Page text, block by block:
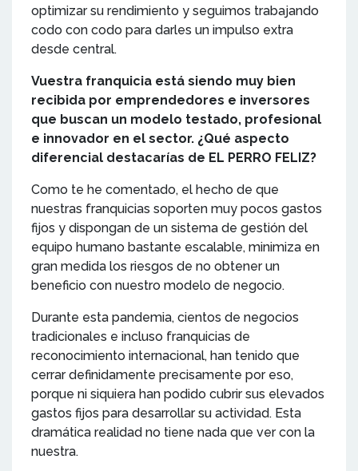
optimizar su rendimiento y seguimos trabajando
codo con codo para darles un impulso extra
desde central.
Vuestra franquicia está siendo muy bien
recibida por emprendedores e inversores
que buscan un modelo testado, profesional
e innovador en el sector. ¿Qué aspecto
diferencial destacarías de EL PERRO FELIZ?
Como te he comentado, el hecho de que
nuestras franquicias soporten muy pocos gastos
fijos y dispongan de un sistema de gestión del
equipo humano bastante escalable, minimiza en
gran medida los riesgos de no obtener un
beneficio con nuestro modelo de negocio.
Durante esta pandemia, cientos de negocios
tradicionales e incluso franquicias de
reconocimiento internacional, han tenido que
cerrar definidamente precisamente por eso,
porque ni siquiera han podido cubrir sus elevados
gastos fijos para desarrollar su actividad. Esta
dramática realidad no tiene nada que ver con la
nuestra.